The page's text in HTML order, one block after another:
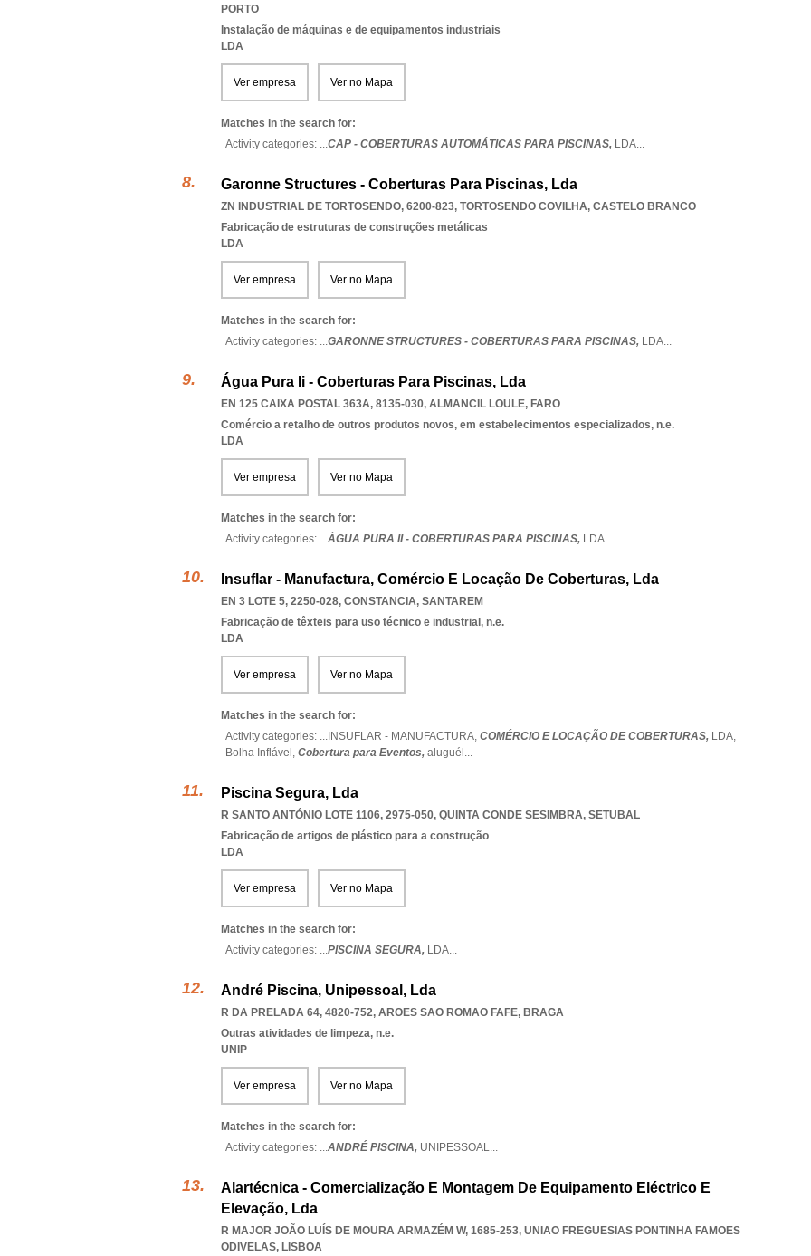
PORTO
Instalação de máquinas e de equipamentos industriais
LDA
Ver empresa Ver no Mapa
Matches in the search for:
Activity categories: ...CAP - COBERTURAS AUTOMÁTICAS PARA PISCINAS, LDA...
Garonne Structures - Coberturas Para Piscinas, Lda
ZN INDUSTRIAL DE TORTOSENDO, 6200-823, TORTOSENDO COVILHA, CASTELO BRANCO
Fabricação de estruturas de construções metálicas
LDA
Ver empresa Ver no Mapa
Matches in the search for:
Activity categories: ...GARONNE STRUCTURES - COBERTURAS PARA PISCINAS, LDA...
Água Pura Ii - Coberturas Para Piscinas, Lda
EN 125 CAIXA POSTAL 363A, 8135-030, ALMANCIL LOULE, FARO
Comércio a retalho de outros produtos novos, em estabelecimentos especializados, n.e.
LDA
Ver empresa Ver no Mapa
Matches in the search for:
Activity categories: ...ÁGUA PURA II - COBERTURAS PARA PISCINAS, LDA...
Insuflar - Manufactura, Comércio E Locação De Coberturas, Lda
EN 3 LOTE 5, 2250-028, CONSTANCIA, SANTAREM
Fabricação de têxteis para uso técnico e industrial, n.e.
LDA
Ver empresa Ver no Mapa
Matches in the search for:
Activity categories: ... INSUFLAR - MANUFACTURA, COMÉRCIO E LOCAÇÃO DE COBERTURAS, LDA,
Bolha Inflável, Cobertura para Eventos, aluguél ...
Piscina Segura, Lda
R SANTO ANTÓNIO LOTE 1106, 2975-050, QUINTA CONDE SESIMBRA, SETUBAL
Fabricação de artigos de plástico para a construção
LDA
Ver empresa Ver no Mapa
Matches in the search for:
Activity categories: ...PISCINA SEGURA, LDA...
André Piscina, Unipessoal, Lda
R DA PRELADA 64, 4820-752, AROES SAO ROMAO FAFE, BRAGA
Outras atividades de limpeza, n.e.
UNIP
Ver empresa Ver no Mapa
Matches in the search for:
Activity categories: ...ANDRÉ PISCINA, UNIPESSOAL...
Alartécnica - Comercialização E Montagem De Equipamento Eléctrico E
Elevação, Lda
R MAJOR JOÃO LUÍS DE MOURA ARMAZÉM W, 1685-253, UNIAO FREGUESIAS PONTINHA FAMOES
ODIVELAS, LISBOA